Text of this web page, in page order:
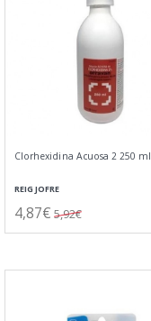
Clorhexidina Acuosa 2 250 ml
REIG JOFRE
4,87€ 5,92€